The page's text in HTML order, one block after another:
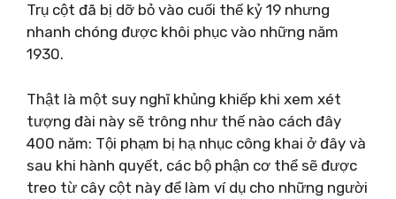
Trụ cột đã bị dỡ bỏ vào cuối thế kỷ 19 nhưng
nhanh chóng được khôi phục vào những năm
1930.
Thật là một suy nghĩ khủng khiếp khi xem xét
tượng đài này sẽ trông như thế nào cách đây
400 năm: Tội phạm bị hạ nhục công khai ở đây và
sau khi hành quyết, các bộ phận cơ thể sẽ được
treo từ cây cột này để làm ví dụ cho những người